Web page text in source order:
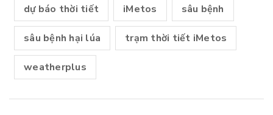
dự báo thời tiết iMetos sâu bệnh
sâu bệnh hại lúa trạm thời tiết iMetos
weatherplus